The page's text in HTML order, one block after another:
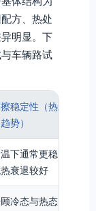
方、热处
明显。下
车辆路试
稳定性（热衰
势）
下通常更稳，
衰退较好
冷态与热态，